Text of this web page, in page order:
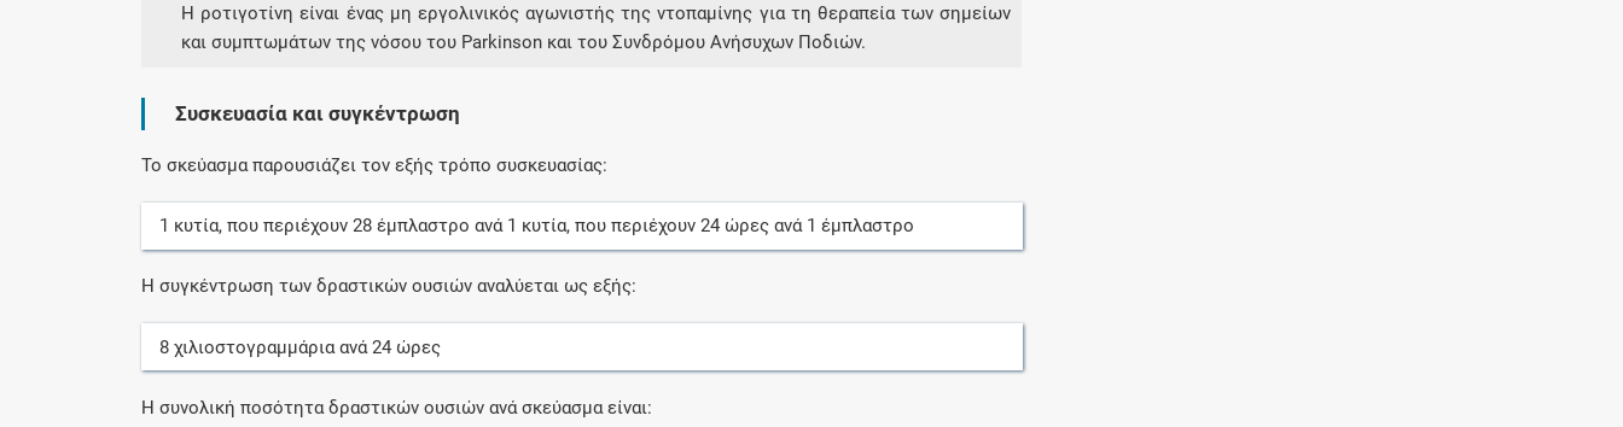
Η ροτιγοτίνη είναι ένας μη εργολινικός αγωνιστής της ντοπαμίνης για τη θεραπεία των σημείων
και συμπτωμάτων της νόσου του Parkinson και του Συνδρόμου Ανήσυχων Ποδιών.
Συσκευασία και συγκέντρωση
Το σκεύασμα παρουσιάζει τον εξής τρόπο συσκευασίας:
1 κυτία, που περιέχουν28 έμπλαστρο ανά 1 κυτία, που περιέχουν24 ώρες ανά 1 έμπλαστρο
Η συγκέντρωση των δραστικών ουσιών αναλύεται ως εξής:
8 χιλιοστογραμμάριαανά24 ώρες
Η συνολική ποσότητα δραστικών ουσιών ανά σκεύασμα είναι: